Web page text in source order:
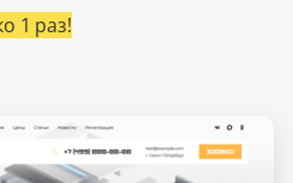
1 раз!